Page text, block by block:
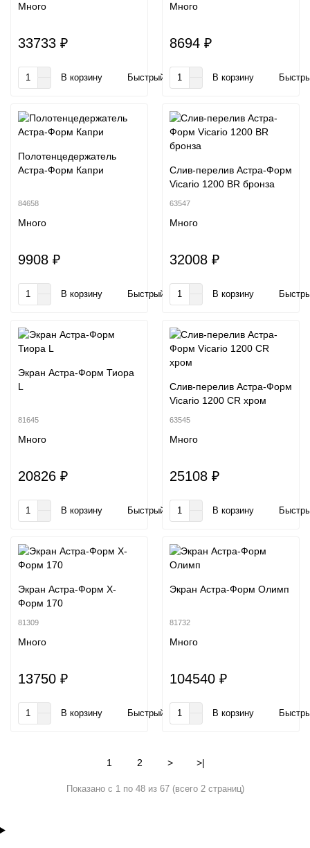
Много
33733 ₽
В корзину Быстрый заказ
Много
8694 ₽
В корзину
Полотенцедержатель
Астра-Форм Капри
84658
Много
9908 ₽
В корзину Быстрый заказ
Слив-перелив Астра-Форм
Vicario 1200 BR бронза
63547
Много
32008 ₽
В корзину
Экран Астра-Форм Тиора
L
81645
Много
20826 ₽
В корзину Быстрый заказ
Слив-перелив Астра-Форм
Vicario 1200 СR хром
63545
Много
25108 ₽
В корзину
Экран Астра-Форм Х-
Форм 170
81309
Много
13750 ₽
В корзину Быстрый заказ
Экран Астра-Форм Олимп
81732
Много
104540 ₽
В корзину
1 2 > >|
Показано с 1 по 48 из 67 (всего 2 страниц)